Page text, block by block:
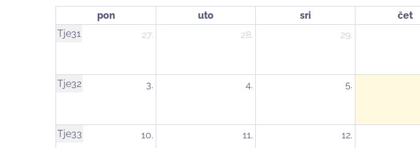
pon uto sri čet
Tje31
27. 28. 29.
Tje32 3. 4. 5.
Tje33 10. 11. 12.